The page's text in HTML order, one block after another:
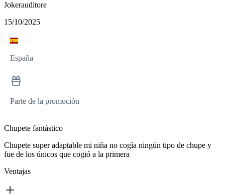
Jokerauditore
15/10/2025
España
Parte de la promoción
Chupete fantástico
Chupete super adaptable mi niña no cogía ningún tipo de chupe y
fue de los únicos que cogió a la primera
Ventajas